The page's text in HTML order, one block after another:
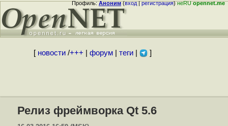
Профиль:Аноним(вход|регистрация)неRUopennet.me
[ новости/+++ форум| теги| ]
Релиз фреймворка Qt 5.6